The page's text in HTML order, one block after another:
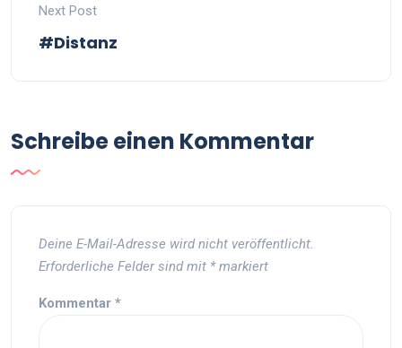
Next Post
#Distanz
Schreibe einen Kommentar
Deine E-Mail-Adresse wird nicht veröffentlicht.
Erforderliche Felder sind mit *markiert
Kommentar *